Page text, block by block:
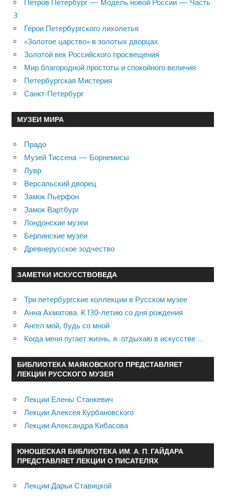
Петров Петербург — Модель новой России — Часть
3
Герои Петербургского лихолетья
«Золотое царство» в золотых дворцах
Золотой век Российского просвещения
Мир благородной простоты и спокойного величия
Петербургская Мистерия
Санкт-Петербург
МУЗЕИ МИРА
Прадо
Музей Тиссена — Борнемисы
Лувр
Версальский дворец
Замок Пьерфон
Замок Вартбург
Лондонские музеи
Берлинские музеи
Древнерусское зодчество
ЗАМЕТКИ ИСКУССТВОВЕДА
Три петербургские коллекции в Русском музее
Анна Ахматова. К 130-летию со дня рождения
Ангел мой, будь со мной
Когда меня пугает жизнь, я отдыхаю в искусстве …
БИБЛИОТЕКА МАЯКОВСКОГО ПРЕДСТАВЛЯЕТ
ЛЕКЦИИ РУССКОГО МУЗЕЯ
Лекции Елены Станкевич
Лекции Алексея Курбановского
Лекции Александра Кибасова
ЮНОШЕСКАЯ БИБЛИОТЕКА ИМ. А. П. ГАЙДАРА
ПРЕДСТАВЛЯЕТ ЛЕКЦИИ О ПИСАТЕЛЯХ
Лекции Дарьи Ставицкой